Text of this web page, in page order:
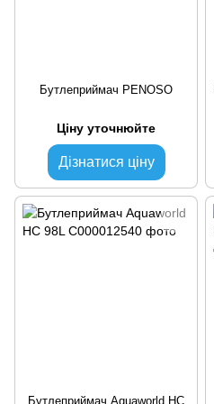
Бутлеприймач PENOSO
Ціну уточнюйте
Дізнатися ціну
Бутлеприймач Aquaworld HC